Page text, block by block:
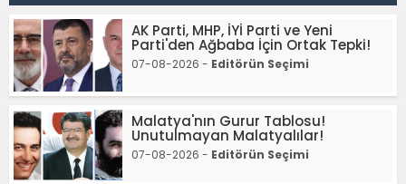
AK Parti, MHP, İYİ Parti ve Yeni
Parti'den Ağbaba İçin Ortak Tepki!
07-08-2026 - Editörün Seçimi
Malatya'nın Gurur Tablosu!
Unutulmayan Malatyalılar!
07-08-2026 - Editörün Seçimi